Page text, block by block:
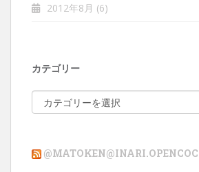
2012年8月 (6)
カテゴリー
テ
ー